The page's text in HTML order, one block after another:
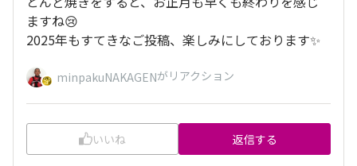
ますね😢
2025年もすてきなご投稿、楽しみにしております✨
minpakuNAKAGENがリアクション
いいね 返信する